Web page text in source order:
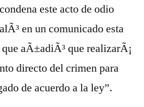
este acto de odio
en un comunicado esta
aÃ±adiÃ³ que realizarÃ¡
directo del crimen para
de acuerdo a la ley”.